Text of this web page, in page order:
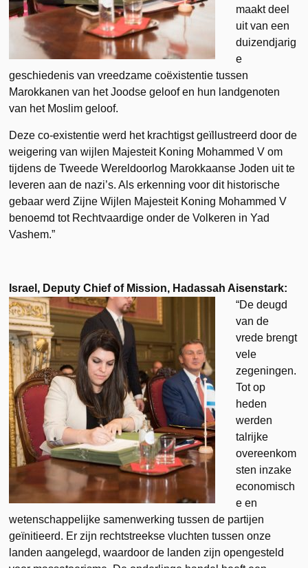
maakt deel
uit van een
duizendjarig
e
geschiedenis van vreedzame coëxistentie tussen
Marokkanen van het Joodse geloof en hun landgenoten
van het Moslim geloof.
Deze co-existentie werd het krachtigst geïllustreerd door de
weigering van wijlen Majesteit Koning Mohammed V om
tijdens de Tweede Wereldoorlog Marokkaanse Joden uit te
leveren aan de nazi’s. Als erkenning voor dit historische
gebaar werd Zijne Wijlen Majesteit Koning Mohammed V
benoemd tot Rechtvaardige onder de Volkeren in Yad
Vashem.”
Israel, Deputy Chief of Mission, Hadassah Aisenstark:
“De deugd
van de
vrede brengt
vele
zegeningen.
Tot op
heden
werden
talrijke
overeenkom
sten inzake
economisch
e en
wetenschappelijke samenwerking tussen de partijen
geïnitieerd. Er zijn rechtstreekse vluchten tussen onze
landen aangelegd, waardoor de landen zijn opengesteld